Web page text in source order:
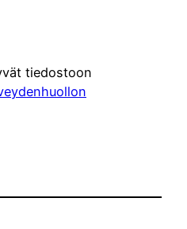
tiedostoon